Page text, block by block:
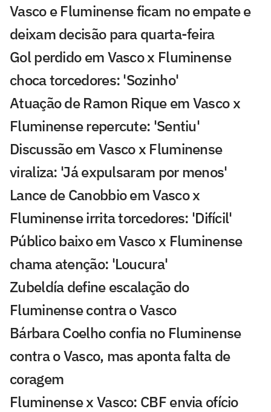
Vasco e Fluminense ficam no empate e
deixam decisão para quarta-feira
Gol perdido em Vasco x Fluminense
choca torcedores: 'Sozinho'
Atuação de Ramon Rique em Vasco x
Fluminense repercute: 'Sentiu'
Discussão em Vasco x Fluminense
viraliza: 'Já expulsaram por menos'
Lance de Canobbio em Vasco x
Fluminense irrita torcedores: 'Difícil'
Público baixo em Vasco x Fluminense
chama atenção: 'Loucura'
Zubeldía define escalação do
Fluminense contra o Vasco
Bárbara Coelho confia no Fluminense
contra o Vasco, mas aponta falta de
coragem
Fluminense x Vasco: CBF envia ofício